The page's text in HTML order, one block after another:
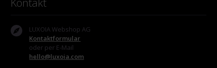
LUXOIA Webshop AG
Kontaktformular
oder per E-Mail
hello@luxoia.com